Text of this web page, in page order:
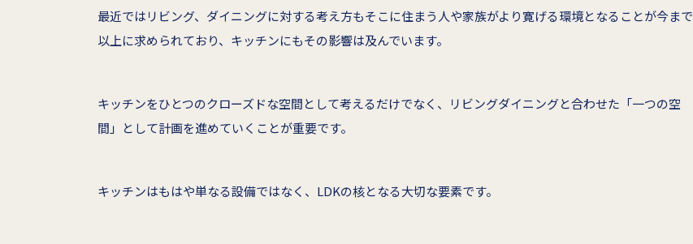
最近ではリビング、ダイニングに対する考え方もそこに住まう人や家族がより寛げる環境となることが今まで
以上に求められており、キッチンにもその影響は及んでいます。
キッチンをひとつのクローズドな空間として考えるだけでなく、リビングダイニングと合わせた「一つの空
間」として計画を進めていくことが重要です。
キッチンはもはや単なる設備ではなく、LDKの核となる大切な要素です。